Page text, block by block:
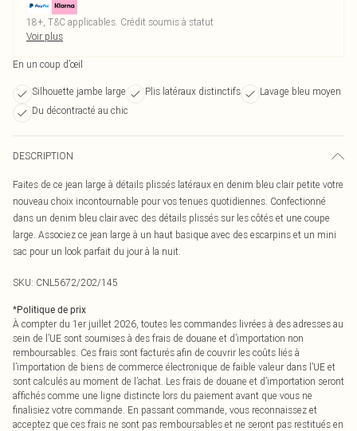
18+, T&C applicables. Crédit soumis à statut
Voir plus
En un coup d’œil
Silhouette jambe large Plis latéraux distinctifs
Lavage bleu moyen
Du décontracté au chic
DESCRIPTION
Faites de ce jean large à détails plissés latéraux en denim bleu clair petite votre
nouveau choix incontournable pour vos tenues quotidiennes. Confectionné
dans un denim bleu clair avec des détails plissés sur les côtés et une coupe
large. Associez ce jean large à un haut basique avec des escarpins et un mini
sac pour un look parfait du jour à la nuit.
SKU: CNL5672/202/145
*Politique de prix
À compter du 1er juillet 2026, toutes les commandes livrées à des adresses au
sein de l’UE sont soumises à des frais de douane et d’importation non
remboursables. Ces frais sont facturés afin de couvrir les coûts liés à
l’importation de biens de commerce électronique de faible valeur dans l’UE et
sont calculés au moment de l’achat. Les frais de douane et d’importation seront
affichés comme une ligne distincte lors du paiement avant que vous ne
finalisiez votre commande. En passant commande, vous reconnaissez et
acceptez que ces frais ne sont pas remboursables et ne seront pas restitués en